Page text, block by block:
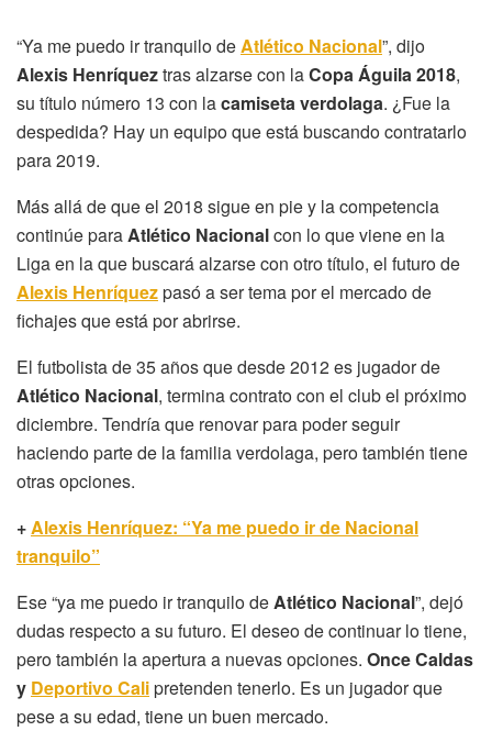
“Ya me puedo ir tranquilo deAtlético Nacional”, dijo
Alexis Henríqueztras alzarse con laCopa Águila 2018,
su título número 13 con lacamiseta verdolaga. ¿Fue la
despedida? Hay un equipo que está buscando contratarlo
para 2019.
Más allá de que el 2018 sigue en pie y la competencia
continúe paraAtlético Nacionalcon lo que viene en la
Liga en la que buscará alzarse con otro título, el futuro de
Alexis Henríquezpasó a ser tema por el mercado de
fichajes que está por abrirse.
El futbolista de 35 años que desde 2012 es jugador de
Atlético Nacional, termina contrato con el club el próximo
diciembre. Tendría que renovar para poder seguir
haciendo parte de la familia verdolaga, pero también tiene
otras opciones.
+Alexis Henríquez: “Ya me puedo ir de Nacional
tranquilo”
Ese “ya me puedo ir tranquilo deAtlético Nacional”, dejó
dudas respecto a su futuro. El deseo de continuar lo tiene,
pero también la apertura a nuevas opciones. Once Caldas
y Deportivo Calipretenden tenerlo. Es un jugador que
pese a su edad, tiene un buen mercado.